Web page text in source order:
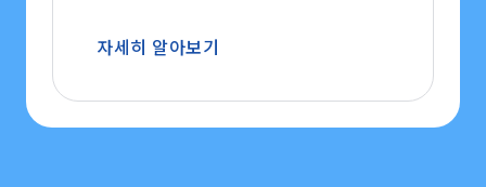
자세히 알아보기